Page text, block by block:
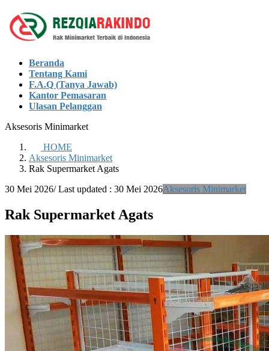
Skip
to
the
Skip
to
the
Beranda
Tentang Kami
F.A.Q (Tanya Jawab)
Kantor Pemasaran
Ulasan Pelanggan
Aksesoris Minimarket
HOME
Aksesoris Minimarket
Rak Supermarket Agats
30 Mei 2026/ Last updated : 30 Mei 2026Aksesoris Minimarket
Rak Supermarket Agats